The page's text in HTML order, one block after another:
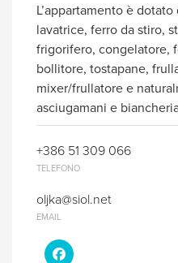
L’appartamento è
lavatrice, ferro da stiro,
frigorifero, congelatore,
bollitore, tostapane,
mixer/frullatore e
asciugamani e
+386 51 309 066
TELEFONO
oljka@siol.net
EMAIL